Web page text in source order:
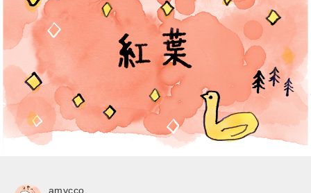
amycco.